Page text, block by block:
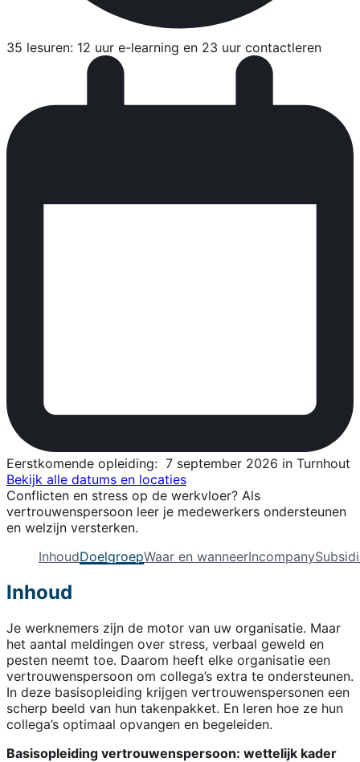
35 lesuren: 12 uur e-learning en 23 uur contactleren
Eerstkomende opleiding: 7 september 2026 in Turnhout
Bekijk alle datums en locaties
Conflicten en stress op de werkvloer? Als
vertrouwenspersoon leer je medewerkers ondersteunen
en welzijn versterken.
InhoudDoelgroepWaar en wanneerIncompany
Inhoud
Je werknemers zijn de motor van uw organisatie. Maar
het aantal meldingen over stress, verbaal geweld en
pesten neemt toe. Daarom heeft elke organisatie een
vertrouwenspersoon om collega’s extra te ondersteunen.
In deze basisopleiding krijgen vertrouwenspersonen een
scherp beeld van hun takenpakket. En leren hoe ze hun
collega’s optimaal opvangen en begeleiden.
Basisopleiding vertrouwenspersoon: wettelijk kader